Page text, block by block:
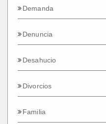
Demanda
Denuncia
Desahucio
Divorcios
Familia